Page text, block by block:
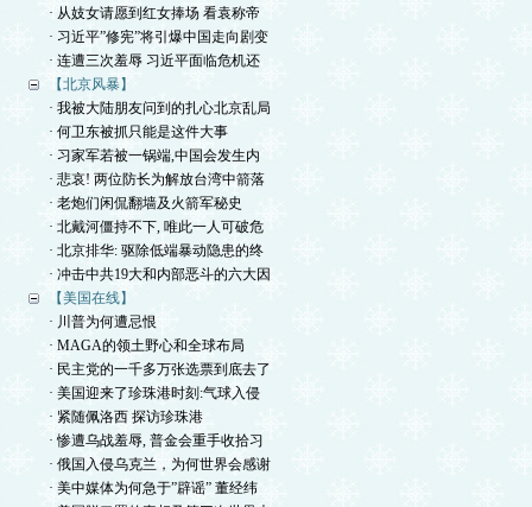
· 从妓女请愿到红女捧场 看袁称帝
· 习近平”修宪”将引爆中国走向剧变
· 连遭三次羞辱 习近平面临危机还
【北京风暴】
· 我被大陆朋友问到的扎心北京乱局
· 何卫东被抓只能是这件大事
· 习家军若被一锅端,中国会发生内
· 悲哀! 两位防长为解放台湾中箭落
· 老炮们闲侃翻墙及火箭军秘史
· 北戴河僵持不下, 唯此一人可破危
· 北京排华: 驱除低端暴动隐患的终
· 冲击中共19大和内部恶斗的六大因
【美国在线】
· 川普为何遭忌恨
· MAGA的领土野心和全球布局
· 民主党的一千多万张选票到底去了
· 美国迎来了珍珠港时刻:气球入侵
· 紧随佩洛西 探访珍珠港
· 惨遭乌战羞辱, 普金会重手收拾习
· 俄国入侵乌克兰，为何世界会感谢
· 美中媒体为何急于”辟谣” 董经纬